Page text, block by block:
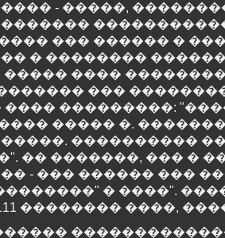
- �����,
��� ������ �
� ��������
����� ����
���
���� ���������:
����� �.
����������
�� �������, ��� �
- ��� ������ ���
� ����".
�������� ����,